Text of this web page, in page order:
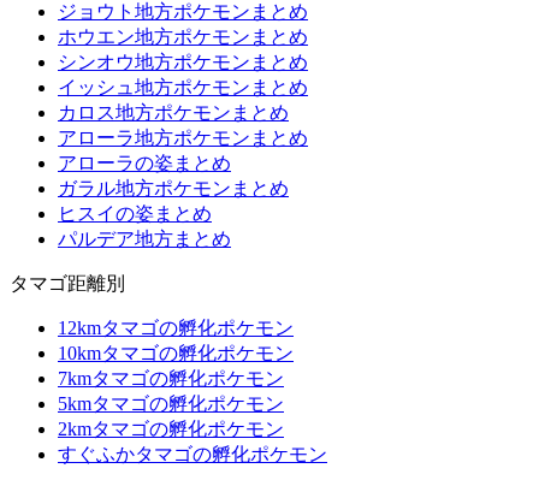
ジョウト地方ポケモンまとめ
ホウエン地方ポケモンまとめ
シンオウ地方ポケモンまとめ
イッシュ地方ポケモンまとめ
カロス地方ポケモンまとめ
アローラ地方ポケモンまとめ
アローラの姿まとめ
ガラル地方ポケモンまとめ
ヒスイの姿まとめ
パルデア地方まとめ
タマゴ距離別
12kmタマゴの孵化ポケモン
10kmタマゴの孵化ポケモン
7kmタマゴの孵化ポケモン
5kmタマゴの孵化ポケモン
2kmタマゴの孵化ポケモン
すぐふかタマゴの孵化ポケモン